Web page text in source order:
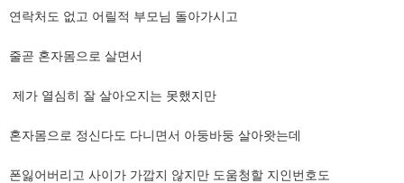
​연락처도 없고 어릴적 부모님 돌아가시고
​줄곧 혼자몸으로 살면서
​ 제가 열심히 잘 살아오지는 못했지만
혼자몸으로 정신다도 다니면서 아둥바둥 살아왓는데
​폰잃어버리고 사이가 가깝지 않지만 도움청할 지인번호도